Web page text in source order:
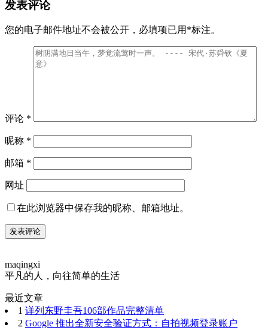
发表评论
您的电子邮件地址不会被公开， 必填项已用 *标注。
评论 *
昵称 *
邮箱 *
网址
在此浏览器中保存我的昵称、邮箱地址。
maqingxi
平凡的人，向往简单的生活
最近文章
1 详列东野圭吾106部作品完整清单
2 Google 推出全新安全验证方式：自拍视频登录账户